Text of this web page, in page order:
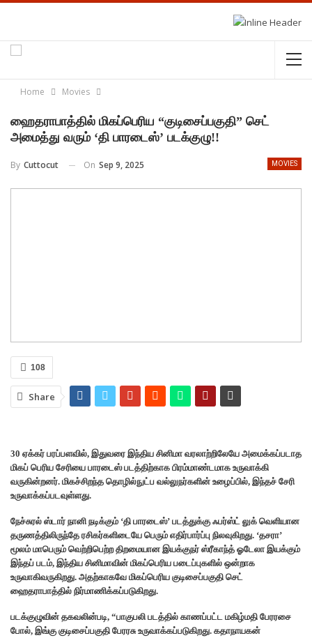
Home Movies
ஹைதராபாத்தில் மிகப்பெரிய “குடிசைப்பகுதி” செட்
அமைத்து வரும் ‘தி பாரடைஸ்’ படக்குழு!!
MOVIES
By Cuttocut On Sep 9, 2025
108
Share
30 ஏக்கர் பரப்பளவில், இதுவரை இந்திய சினிமா வரலாற்றிலேயே அமைக்கப்படாத
மிகப் பெரிய சேரியை பாரடைஸ் படத்திற்காக பிரம்மாண்டமாக உருவாக்கி
வருகின்றனர். மிகச்சிறந்த தொழில்நுட்ப வல்லுநர்களின் உழைப்பில், இந்தச் சேரி
உருவாக்கப்படவுள்ளது.
நேச்சுரல் ஸ்டார் நானி நடிக்கும் ‘தி பாரடைஸ்’ படத்துக்கு ஃபர்ஸ்ட் லுக் வெளியான
தருணத்திலிருந்தே ரசிகர்களிடையே பெரும் எதிர்பார்ப்பு நிலவுகிறது. ‘தசரா’
மூலம் மாபெரும் வெற்றிபெற்ற திறமையான இயக்குநர் ஸ்ரீகாந்த் ஓடேலா இயக்கும்
இந்தப் படம், இந்திய சினிமாவின் மிகப்பெரிய படைப்புகளில் ஒன்றாக
உருவாகிவருகிறது. அதற்காகவே மிகப்பெரிய குடிசைப்பகுதி செட்
ஹைதராபாத்தில் நிர்மாணிக்கப்படுகிறது.
படக்குழுவின் தகவலின்படி, “பாகுபலி படத்தில் காணப்பட்ட மகிழ்மதி பேரரசை
போல், இங்கு குடிசைப்பகுதி பேரரசு உருவாக்கப்படுகிறது. கதாநாயகன்